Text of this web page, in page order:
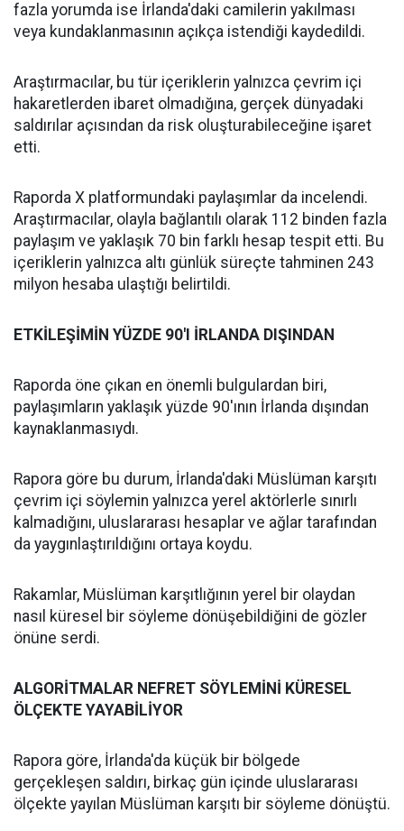
fazla yorumda ise İrlanda'daki camilerin yakılması
veya kundaklanmasının açıkça istendiği kaydedildi.
Araştırmacılar, bu tür içeriklerin yalnızca çevrim içi
hakaretlerden ibaret olmadığına, gerçek dünyadaki
saldırılar açısından da risk oluşturabileceğine işaret
etti.
Raporda X platformundaki paylaşımlar da incelendi.
Araştırmacılar, olayla bağlantılı olarak 112 binden fazla
paylaşım ve yaklaşık 70 bin farklı hesap tespit etti. Bu
içeriklerin yalnızca altı günlük süreçte tahminen 243
milyon hesaba ulaştığı belirtildi.
ETKİLEŞİMİN YÜZDE 90'I İRLANDA DIŞINDAN
Raporda öne çıkan en önemli bulgulardan biri,
paylaşımların yaklaşık yüzde 90'ının İrlanda dışından
kaynaklanmasıydı.
Rapora göre bu durum, İrlanda'daki Müslüman karşıtı
çevrim içi söylemin yalnızca yerel aktörlerle sınırlı
kalmadığını, uluslararası hesaplar ve ağlar tarafından
da yaygınlaştırıldığını ortaya koydu.
Rakamlar, Müslüman karşıtlığının yerel bir olaydan
nasıl küresel bir söyleme dönüşebildiğini de gözler
önüne serdi.
ALGORİTMALAR NEFRET SÖYLEMİNİ KÜRESEL
ÖLÇEKTE YAYABİLİYOR
Rapora göre, İrlanda'da küçük bir bölgede
gerçekleşen saldırı, birkaç gün içinde uluslararası
ölçekte yayılan Müslüman karşıtı bir söyleme dönüştü.